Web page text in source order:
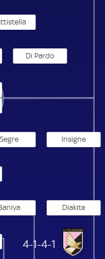
Di Pardo
US Palarmo
4-1-4-1
Diakite
Insigne
Segre